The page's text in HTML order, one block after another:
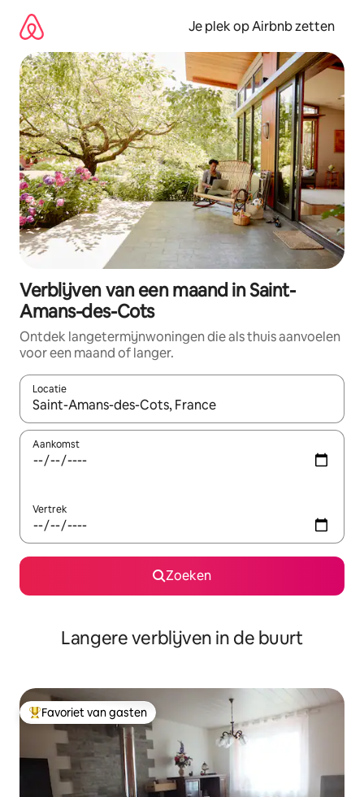
direct
naar
inhoud
Je plek op Airbnb zetten
Verblijven van een maand in Saint-
Amans-des-Cots
Ontdek langetermijnwoningen die als thuis aanvoelen
voor een maand of langer.
Locatie
Wanneer er resultaten beschikbaar zijn, maak je een keuze
Aankomst
Vertrek
Zoeken
Langere verblijven in de buurt
Topfavoriet van gasten
Favoriet van gasten